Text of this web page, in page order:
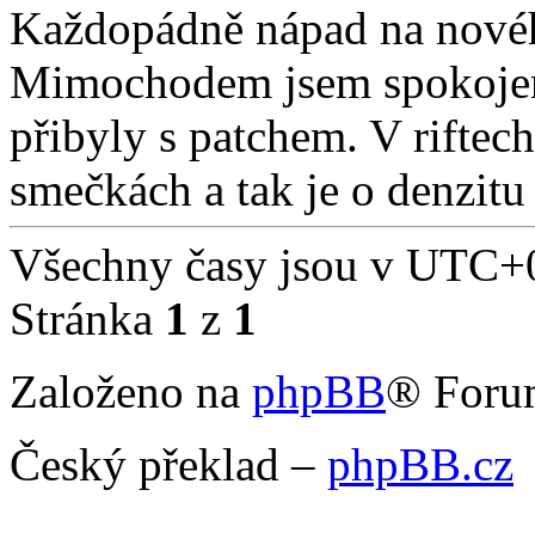
Každopádně nápad na
Mimochodem jsem
přibyly s patchem. V
smečkách a tak je o
Všechny časy jsou v
Stránka 1 z 1
Založeno na phpBB®
Český překlad – phpBB.cz